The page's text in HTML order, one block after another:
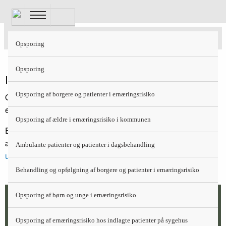
hovedindhold
Opsporing
Opsporing
Opsporing af borgere og patienter i ernæringsrisiko
Opsporing af ældre i ernæringsrisiko i kommunen
Ambulante patienter og patienter i dagsbehandling
Behandling og opfølgning af borgere og patienter i ernæringsrisiko
Opsporing af børn og unge i ernæringsrisiko
Opsporing af ernæringsrisiko hos indlagte patienter på sygehus
Sygehuskost til større børn
Indikation
Ordineres til børn og unge på 2-17 år med nedsat appetit og
et evt. øget energibehov.
Ernæringstilstand bør følges, så der let kan gribes ind ved
ændringer og behov for opsporing af ernæringsrisiko.
under opsporing
Syge børn og unge med nyligt vægttab (>5-10